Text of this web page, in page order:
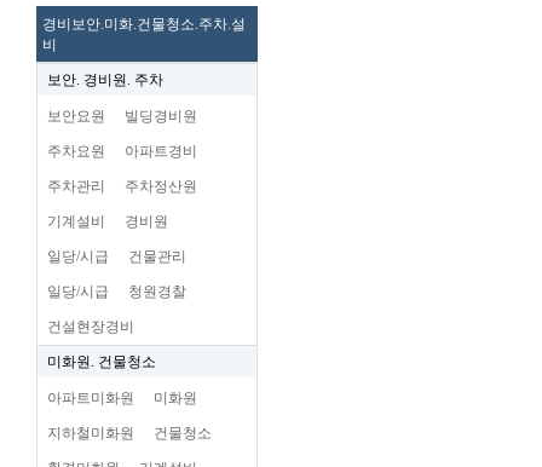
경비보안.미화.건물청소.주차.설
비
보안. 경비원. 주차
보안요원 빌딩경비원
주차요원 아파트경비
주차관리 주차정산원
기계설비 경비원
일당/시급 건물관리
일당/시급 청원경찰
건설현장경비
미화원. 건물청소
아파트미화원 미화원
지하철미화원 건물청소